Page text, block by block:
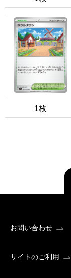
1枚
お問い合わせ
サイトのご利用